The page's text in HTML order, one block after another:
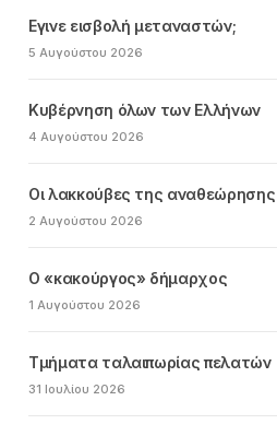
Εγινε εισβολή μεταναστών;
5 Αυγούστου 2026
Κυβέρνηση όλων των Ελλήνων
4 Αυγούστου 2026
Οι λακκούβες της αναθεώρησης
2 Αυγούστου 2026
Ο «κακούργος» δήμαρχος
1 Αυγούστου 2026
Τμήματα ταλαιπωρίας πελατών
31 Ιουλίου 2026